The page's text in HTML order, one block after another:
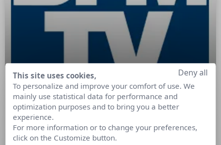
RACHID M’BARKI, Journaliste chez
BFMTV, chaîne de télévision française
d’information nationale en continu
« Pour les gens, BFMTV devient un réflexe ! » – Rachid
This site uses cookies,
To personalize and improve your comfort of use. We
mainly use statistical data for performance and
optimization purposes and to bring you a better
experience.
For more information or to change your preferences,
click on the Customize button.
Deny all